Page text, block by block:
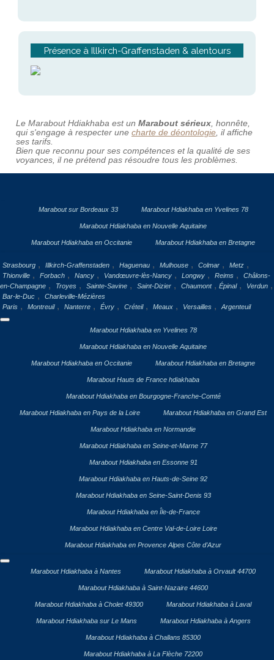
Présence à Illkirch-Graffenstaden & alentours
Le Marabout Hdiakhaba est un Marabout sérieux, honnête,
qui s'engage à respecter une charte de déontologie, il affiche
ses tarifs.
Bien que reconnu pour ses compétences et la qualité de ses
voyances, il ne prétend pas résoudre tous les problèmes.
Marabout sur Bordeaux 33 Marabout Hdiakhaba en Yvelines 78
Marabout Hdiakhaba en Nouvelle Aquitaine
Marabout Hdiakhaba en Occitanie Marabout Hdiakhaba en Bretagne
Strasbourg , Illkirch-Graffenstaden , Haguenau , Mulhouse , Colmar , Metz ,
Thionville , Forbach , Nancy , Vandœuvre-lès-Nancy , Longwy , Reims ,
Châlons-
en-Champagne , Troyes , Sainte-Savine , Saint-Dizier , Chaumont , Épinal , Verdun ,
Bar-le-Duc ,
Charleville-Mézières
Paris , Montreuil , Nanterre , Évry , Créteil , Meaux , Versailles , Argenteuil
Marabout Hdiakhaba en Yvelines 78
Marabout Hdiakhaba en Nouvelle Aquitaine
Marabout Hdiakhaba en Occitanie Marabout Hdiakhaba en Bretagne
Marabout Hauts de France hdiakhaba
Marabout Hdiakhaba en Bourgogne-Franche-Comté
Marabout Hdiakhaba en Pays de la Loire Marabout Hdiakhaba en Grand Est
Marabout Hdiakhaba en Normandie
Marabout Hdiakhaba en Seine-et-Marne 77
Marabout Hdiakhaba en Essonne 91
Marabout Hdiakhaba en Hauts-de-Seine 92
Marabout Hdiakhaba en Seine-Saint-Denis 93
Marabout Hdiakhaba en Île-de-France
Marabout Hdiakhaba en Centre Val-de-Loire Loire
Marabout Hdiakhaba en Provence Alpes Côte d’Azur
Marabout Hdiakhaba à Nantes Marabout Hdiakhaba à Orvault 44700
Marabout Hdiakhaba à Saint-Nazaire 44600
Marabout Hdiakhaba à Cholet 49300 Marabout Hdiakhaba à Laval
Marabout Hdiakhaba sur Le Mans Marabout Hdiakhaba à Angers
Marabout Hdiakhaba à Challans 85300
Marabout Hdiakhaba à La Flèche 72200